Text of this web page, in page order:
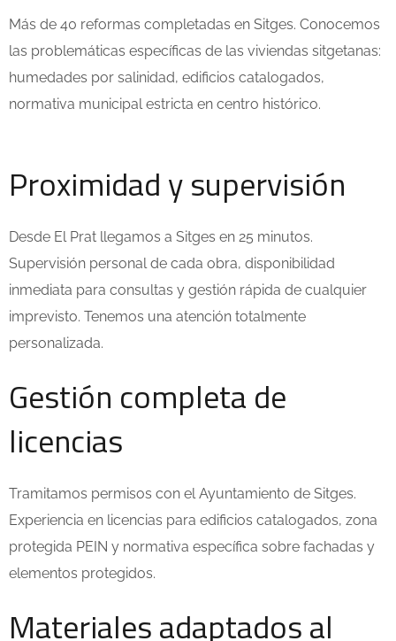
Más de 40 reformas completadas en Sitges. Conocemos
las problemáticas específicas de las viviendas sitgetanas:
humedades por salinidad, edificios catalogados,
normativa municipal estricta en centro histórico.
Proximidad y supervisión
Desde El Prat llegamos a Sitges en 25 minutos.
Supervisión personal de cada obra, disponibilidad
inmediata para consultas y gestión rápida de cualquier
imprevisto. Tenemos una atención totalmente
personalizada.
Gestión completa de
licencias
Tramitamos permisos con el Ayuntamiento de Sitges.
Experiencia en licencias para edificios catalogados, zona
protegida PEIN y normativa específica sobre fachadas y
elementos protegidos.
Materiales adaptados al